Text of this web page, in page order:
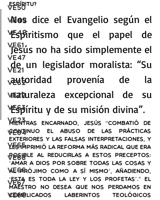
VE50
VE49
VE48
VE61
VE47
VE21
VE62
VE22
VE63
VE23
VE64
VE65
VE66
ve66
VE67
VE68
Espíritu?
Nos dice el Evangelio según el
Espiritismo que el papel de
Jesús no ha sido simplemente el
de un legislador moralista: “Su
autoridad provenía de la
naturaleza excepcional de su
Espíritu y de su misión divina”.
Mientras encarnado, Jesús “Combatió de
continuo el abuso de las prácticas
exteriores y las falsas interpretaciones, y
les imprimió la reforma más radical que era
posible al reducirlas a estos preceptos:
‘Amar a Dios por sobre todas las cosas y
al prójimo como a sí mismo’, añadiendo,
‘esta es toda la ley y los profetas’.” El
Maestro no desea que nos perdamos en
complicados laberintos teológicos